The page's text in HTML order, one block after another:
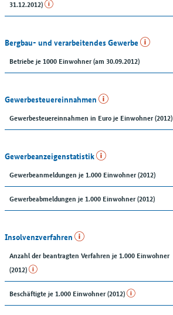
31.12.2012)
Bergbau- und verarbeitendes Gewerbe
Betriebe je 1000 Einwohner (am 30.09.2012)
Gewerbesteuereinnahmen
Gewerbesteuereinnahmen in Euro je Einwohner (2012)
Gewerbeanzeigenstatistik
Gewerbeanmeldungen je 1.000 Einwohner (2012)
Gewerbeabmeldungen je 1.000 Einwohner (2012)
Insolvenzverfahren
Anzahl der beantragten Verfahren je 1.000 Einwohner
(2012)
Beschäftigte je 1.000 Einwohner (2012)